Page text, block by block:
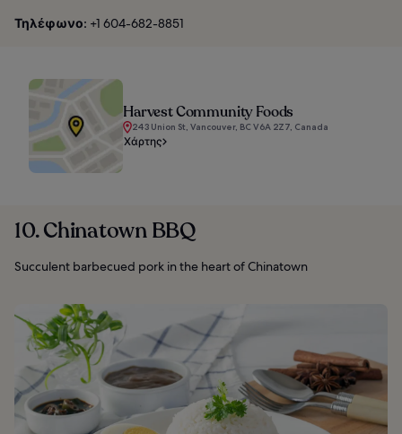
Τηλέφωνο: +1 604-682-8851
Harvest Community Foods
243 Union St, Vancouver, BC V6A 2Z7, Canada
Χάρτης
10. Chinatown BBQ
Succulent barbecued pork in the heart of Chinatown